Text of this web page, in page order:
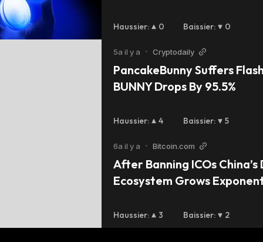
Haussier: 0 Baissier: 0
5a il y a • Cryptodaily
PancakeBunny Suffers
BUNNY Drops By 95.5%
Haussier: 4 Baissier: 5
6a il y a • Bitcoin.com
After Banning ICOs China’s
Ecosystem Grows
Haussier: 3 Baissier: 2